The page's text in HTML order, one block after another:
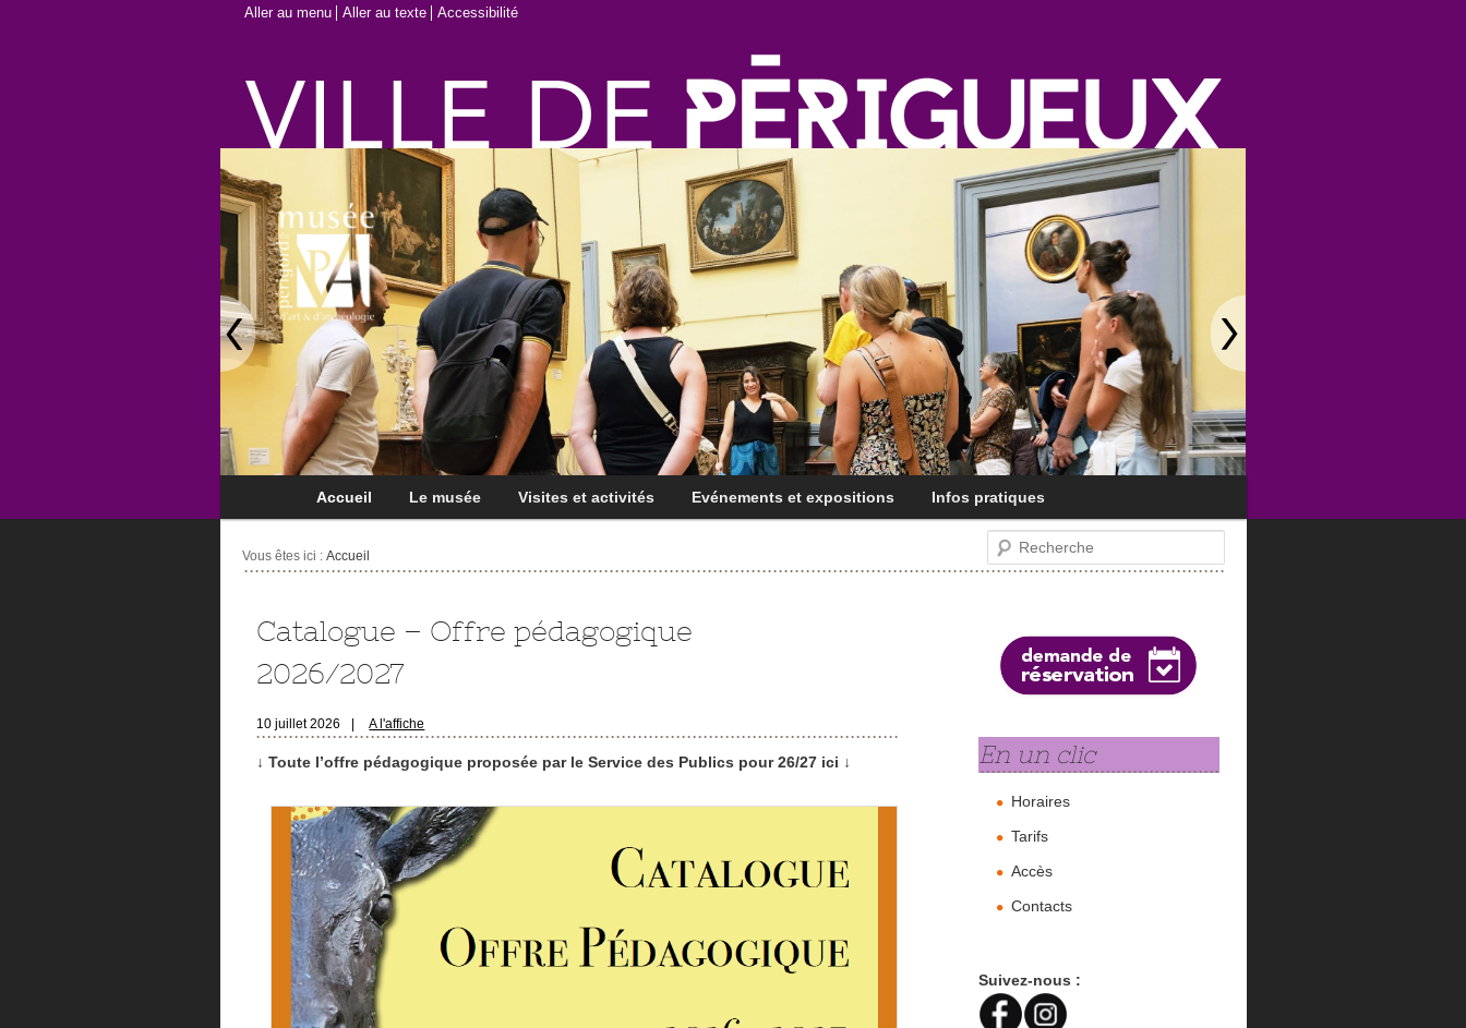
Aller au menu Aller au texte Accessibilité
Accueil Le musée Visites et activités Evénements et expositions Infos pratiques
Vous êtes ici : Accueil
Recherche
Catalogue – Offre pédagogique
2026/2027
10 juillet 2026 A l'affiche
↓ Toute l’offre pédagogique proposée par le Service des Publics pour 26/27 ici ↓ En un clic
Horaires
Tarifs
Accès
Contacts
Suivez-nous :